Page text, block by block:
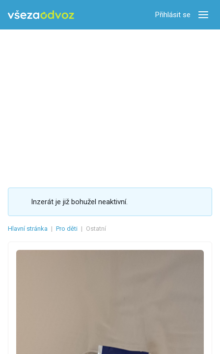
Přihlásit se
Inzerát je již bohužel neaktivní.
Hlavní stránka | Pro děti | Ostatní